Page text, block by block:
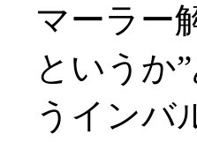
マーラー
というか
うインバ